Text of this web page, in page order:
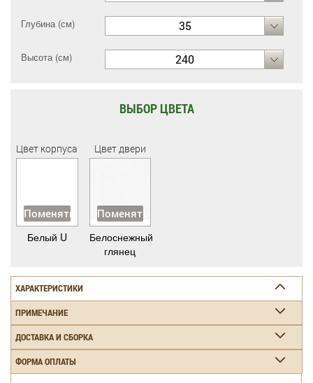
Глубина (см) 35
Высота (см) 240
ВЫБОР ЦВЕТА
Цвет корпуса
Поменять
Белый U
Цвет двери
Поменять
Белоснежный
глянец
ХАРАКТЕРИСТИКИ
ПРИМЕЧАНИЕ
ДОСТАВКА И СБОРКА
ФОРМА ОПЛАТЫ